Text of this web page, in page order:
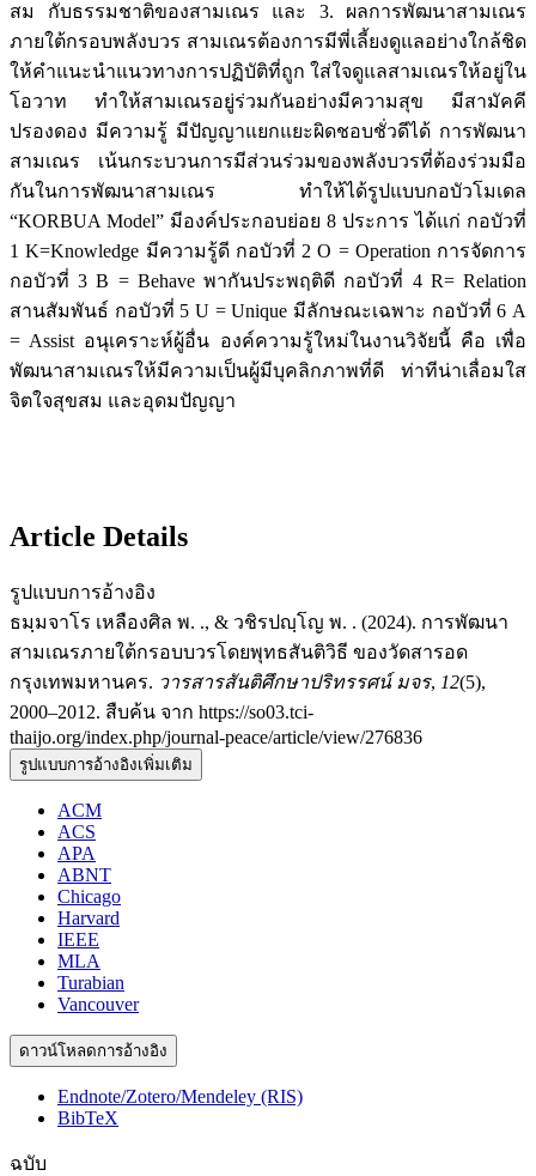
สม กับธรรมชาติของสามเณร และ 3. ผลการพัฒนาสามเณร
ภายใต้กรอบพลังบวร สามเณรต้องการมีพี่เลี้ยงดูแลอย่างใกล้ชิด
ให้คำแนะนำแนวทางการปฏิบัติที่ถูก ใส่ใจดูแลสามเณรให้อยู่ใน
โอวาท ทำให้สามเณรอยู่ร่วมกันอย่างมีความสุข มีสามัคคี
ปรองดอง มีความรู้ มีปัญญาแยกแยะผิดชอบชั่วดีได้ การพัฒนา
สามเณร เน้นกระบวนการมีส่วนร่วมของพลังบวรที่ต้องร่วมมือ
กันในการพัฒนาสามเณร ทำให้ได้รูปแบบกอบัวโมเดล
“KORBUA Model” มีองค์ประกอบย่อย 8 ประการ ได้แก่ กอบัวที่
1 K=Knowledge มีความรู้ดี กอบัวที่ 2 O = Operation การจัดการ
กอบัวที่ 3 B = Behave พากันประพฤติดี กอบัวที่ 4 R= Relation
สานสัมพันธ์ กอบัวที่ 5 U = Unique มีลักษณะเฉพาะ กอบัวที่ 6 A
= Assist อนุเคราะห์ผู้อื่น องค์ความรู้ใหม่ในงานวิจัยนี้ คือ เพื่อ
พัฒนาสามเณรให้มีความเป็นผู้มีบุคลิกภาพที่ดี ท่าทีน่าเลื่อมใส
จิตใจสุขสม และอุดมปัญญา
Article Details
รูปแบบการอ้างอิง
ธมฺมจาโร เหลืองศิล พ. ., & วชิรปญฺโญ พ. . (2024). การพัฒนา
สามเณรภายใต้กรอบบวรโดยพุทธสันติวิธี ของวัดสารอด
กรุงเทพมหานคร. วารสารสันติศึกษาปริทรรศน์ มจร, 12(5),
2000–2012. สืบค้น จาก https://so03.tci-
thaijo.org/index.php/journal-peace/article/view/276836
รูปแบบการอ้างอิงเพิ่มเติม
ACM
ACS
APA
ABNT
Chicago
Harvard
IEEE
MLA
Turabian
Vancouver
ดาวน์โหลดการอ้างอิง
Endnote/Zotero/Mendeley (RIS)
BibTeX
ฉบับ